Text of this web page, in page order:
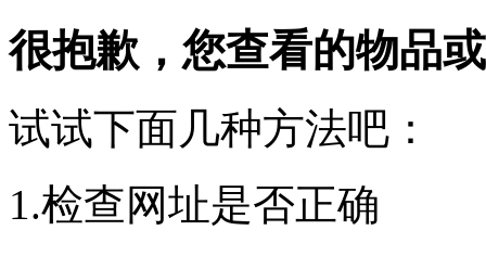
很抱歉，您查看的物品
试试下面几种方法吧：
1.检查网址是否正确